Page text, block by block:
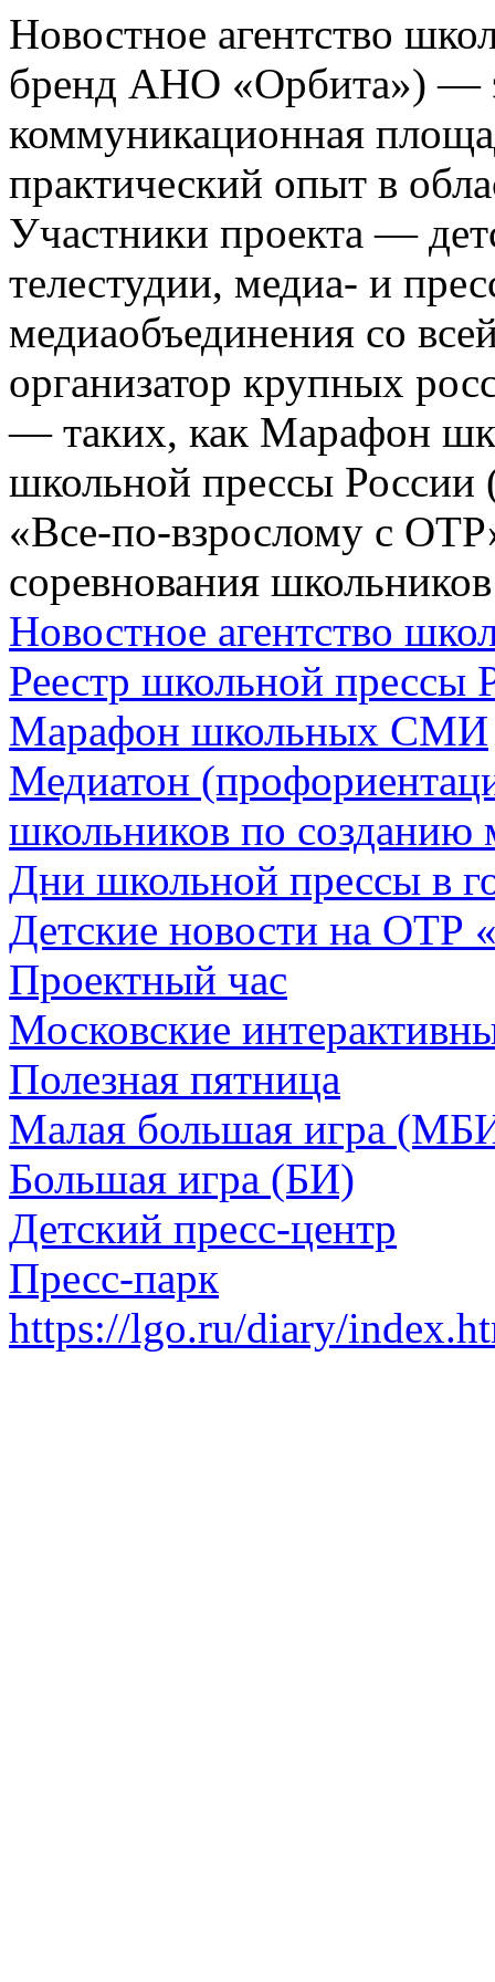
Новостное агентство
бренд АНО «Орбита») —
коммуникационная
практический опыт в
Участники проекта —
телестудии, медиа- и
медиаобъединения со
организатор крупных
— таких, как Марафон
школьной прессы России
«Все-по-взрослому с
соревнования
Новостное агентство
Реестр школьной прессы
Марафон школьных СМИ
Медиатон
школьников по созданию
Дни школьной прессы в
Детские новости на ОТР
Проектный час
Московские
Полезная пятница
Малая большая игра
Большая игра (БИ)
Детский пресс-центр
Пресс-парк
https://lgo.ru/diary/